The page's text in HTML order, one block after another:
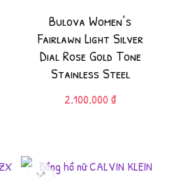
Bulova Women’s
Fairlawn Light Silver
Dial Rose Gold Tone
Stainless Steel
2,100,000₫